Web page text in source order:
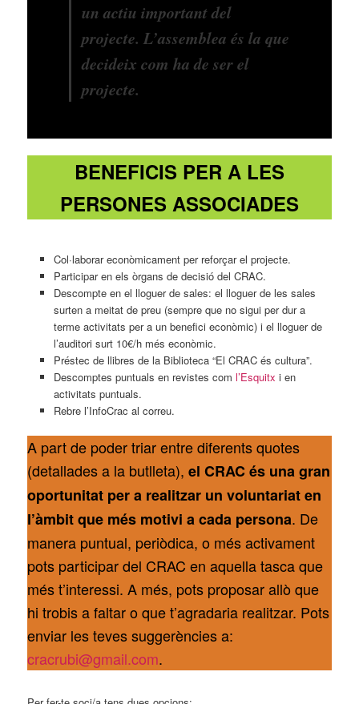
un actiu important del
projecte. L’assemblea és la que
decideix com ha de ser el
projecte.
BENEFICIS PER A LES
PERSONES ASSOCIADES
Col·laborar econòmicament per reforçar el projecte.
Participar en els òrgans de decisió del CRAC.
Descompte en el lloguer de sales: el lloguer de les sales
surten a meitat de preu (sempre que no sigui per dur a
terme activitats per a un benefici econòmic) i el lloguer de
l’auditori surt 10€/h més econòmic.
Préstec de llibres de la Biblioteca “El CRAC és cultura”.
Descomptes puntuals en revistes com l’Esquitx i en
activitats puntuals.
Rebre l’InfoCrac al correu.
A part de poder triar entre diferents quotes
(detallades a la butlleta),el CRAC és una gran
oportunitat per a realitzar un voluntariat en
l’àmbit que més motivi a cada persona. De
manera puntual, periòdica, o més activament
pots participar del CRAC en aquella tasca que
més t’interessi. A més, pots proposar allò que
hi trobis a faltar o que t’agradaria realitzar. Pots
enviar les teves suggerències a:
cracrubi@gmail.com.